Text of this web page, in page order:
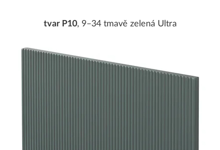
tvar P10, 9–34 tmavě zelená Ultra